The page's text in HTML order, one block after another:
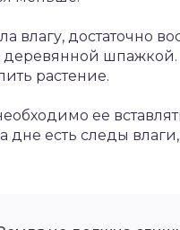
влагу, достаточно
деревянной
растение.
ее
дне есть следы